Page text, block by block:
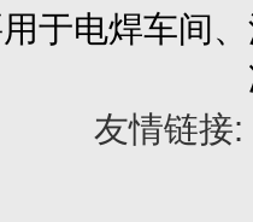
于电焊车间
友情链接: